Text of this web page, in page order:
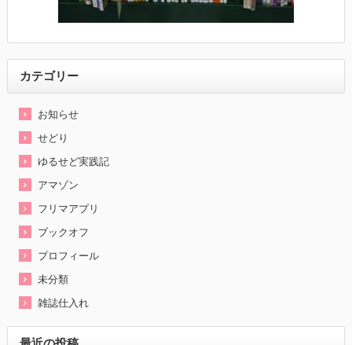
カテゴリー
お知らせ
せどり
ゆるせど実践記
アマゾン
フリマアプリ
ブックオフ
プロフィール
未分類
雑誌仕入れ